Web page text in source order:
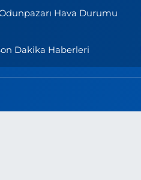
Hava Durumu
Dakika Haberleri